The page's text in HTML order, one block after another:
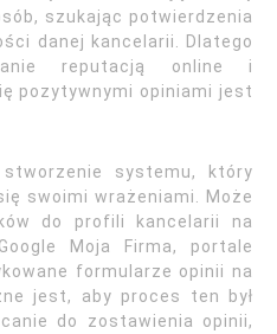
szukając potwierdzenia
danej kancelarii. Dlatego
reputacją online i
pozytywnymi opiniami jest
systemu, który
swoimi wrażeniami. Może
do profili kancelarii na
Moja Firma, portale
formularze opinii na
jest, aby proces ten był
do zostawienia opinii,